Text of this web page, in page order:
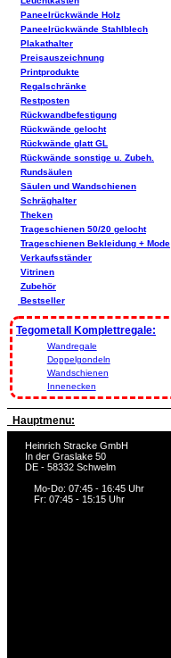
Paneelrückwände Holz
Paneelrückwände Stahlblech
Plakathalter
Preisauszeichnung
Printprodukte
Regalschränke
Restposten
Rückwandbefestigung
Rückwände gelocht
Rückwände glatt GL
Rückwände sonstige u. Zubeh.
Rundsäulen
Säulen und Wandschienen
Schräghalter
Theken
Trageschienen 50/20 gelocht
Trageschienen Bekleidung + Mode
Verkaufsständer
Vitrinen
Zubehör
Bestseller
Tegometall Komplettregale:
Wandregale
Doppelgondeln
Wandschienen
Innenecken
Hauptmenu:
Heinrich Stracke GmbH
In der Graslake 50
DE - 58332 Schwelm
Mo-Do: 07:45 - 16:45 Uhr
Fr: 07:45 - 15:15 Uhr